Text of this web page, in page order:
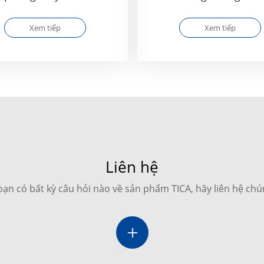
Xem tiếp Xem tiếp
Liên hệ
có bất kỳ câu hỏi nào về sản phẩm TICA, hãy liên hệ